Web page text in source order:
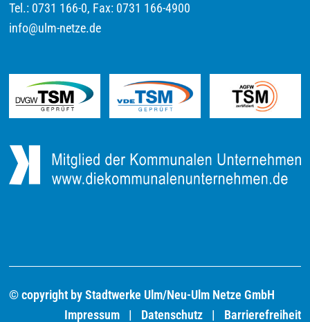
Tel.: 0731 166-0, Fax: 0731 166-4900
info@ulm-netze.de
© copyright by Stadtwerke Ulm/Neu-Ulm Netze GmbH
Impressum
Datenschutz Barrierefreiheit